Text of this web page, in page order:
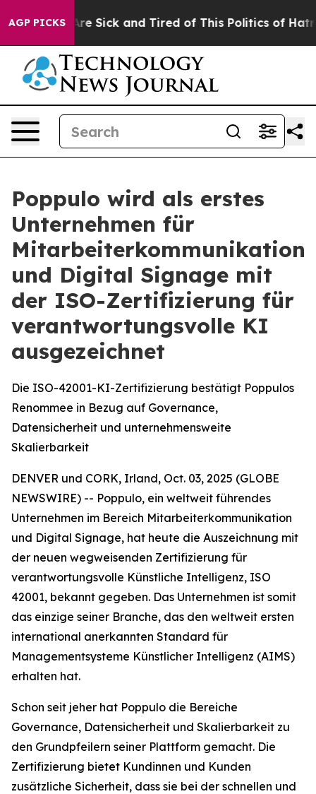
AGP PICKSAre Sick and Tired of This Politics of Hatred”
Poppulo wird als erstes
Unternehmen für
Mitarbeiterkommunikation
und Digital Signage mit
der ISO-Zertifizierung für
verantwortungsvolle KI
ausgezeichnet
Die ISO-42001-KI-Zertifizierung bestätigt Poppulos
Renommee in Bezug auf Governance,
Datensicherheit und unternehmensweite
Skalierbarkeit
DENVER und CORK, Irland, Oct. 03, 2025 (GLOBE
NEWSWIRE) -- Poppulo, ein weltweit führendes
Unternehmen im Bereich Mitarbeiterkommunikation
und Digital Signage, hat heute die Auszeichnung mit
der neuen wegweisenden Zertifizierung für
verantwortungsvolle Künstliche Intelligenz, ISO
42001, bekannt gegeben. Das Unternehmen ist somit
das einzige seiner Branche, das den weltweit ersten
international anerkannten Standard für
Managementsysteme Künstlicher Intelligenz (AIMS)
erhalten hat.
Schon seit jeher hat Poppulo die Bereiche
Governance, Datensicherheit und Skalierbarkeit zu
den Grundpfeilern seiner Plattform gemacht. Die
Zertifizierung bietet Kundinnen und Kunden
zusätzliche Sicherheit, dass sie bei der schnellen und